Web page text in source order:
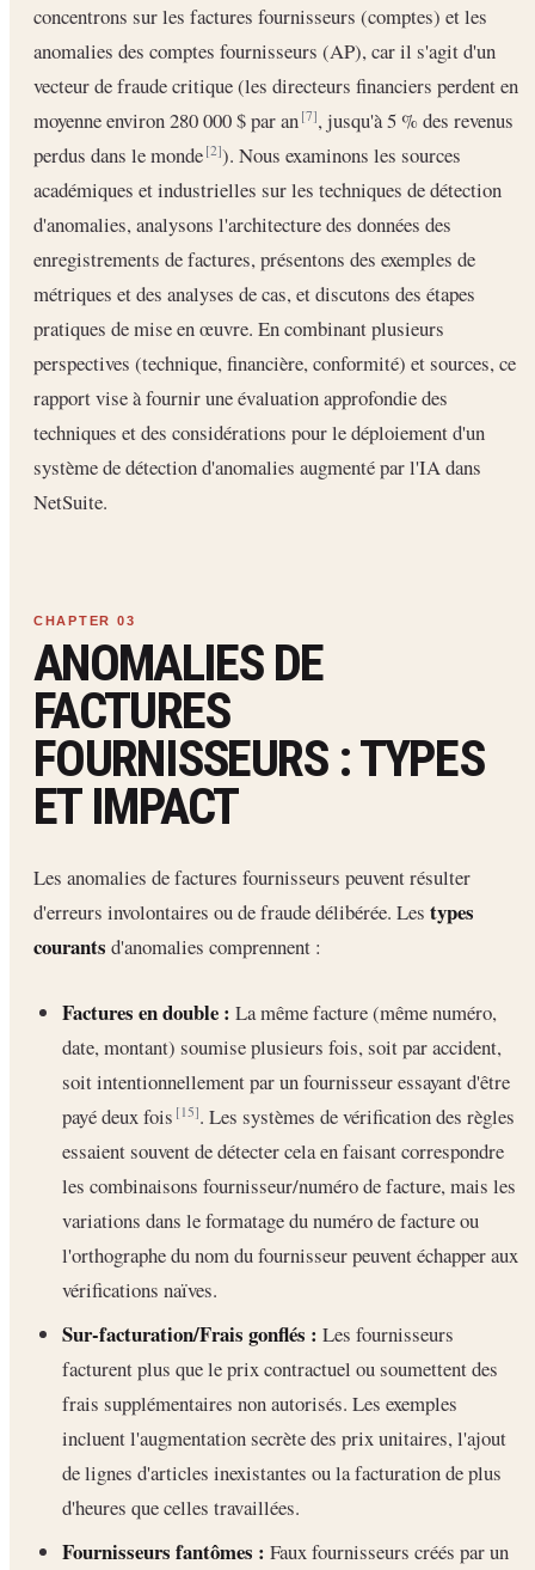
concentrons sur les factures fournisseurs (comptes) et les
anomalies des comptes fournisseurs (AP), car il s'agit d'un
vecteur de fraude critique (les directeurs financiers perdent en
moyenne environ 280 000 $ par an[7], jusqu'à 5 % des revenus
perdus dans le monde[2]). Nous examinons les sources
académiques et industrielles sur les techniques de détection
d'anomalies, analysons l'architecture des données des
enregistrements de factures, présentons des exemples de
métriques et des analyses de cas, et discutons des étapes
pratiques de mise en œuvre. En combinant plusieurs
perspectives (technique, financière, conformité) et sources, ce
rapport vise à fournir une évaluation approfondie des
techniques et des considérations pour le déploiement d'un
système de détection d'anomalies augmenté par l'IA dans
NetSuite.
ANOMALIES DE
FACTURES
FOURNISSEURS : TYPES
ET IMPACT
Les anomalies de factures fournisseurs peuvent résulter
d'erreurs involontaires ou de fraude délibérée. Les types
courants d'anomalies comprennent :
Factures en double : La même facture (même numéro,
date, montant) soumise plusieurs fois, soit par accident,
soit intentionnellement par un fournisseur essayant d'être
payé deux fois[15]. Les systèmes de vérification des règles
essaient souvent de détecter cela en faisant correspondre
les combinaisons fournisseur/numéro de facture, mais les
variations dans le formatage du numéro de facture ou
l'orthographe du nom du fournisseur peuvent échapper aux
vérifications naïves.
Sur-facturation/Frais gonflés : Les fournisseurs
facturent plus que le prix contractuel ou soumettent des
frais supplémentaires non autorisés. Les exemples
incluent l'augmentation secrète des prix unitaires, l'ajout
de lignes d'articles inexistantes ou la facturation de plus
d'heures que celles travaillées.
Fournisseurs fantômes : Faux fournisseurs créés par un